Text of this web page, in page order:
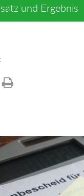
und Ergebnis